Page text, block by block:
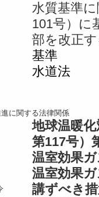
水質基準
101号）に
部を改正
基準
水道法
に関する法律関係
地球温暖
第117号）
温室効果
温室効果
講ずべき